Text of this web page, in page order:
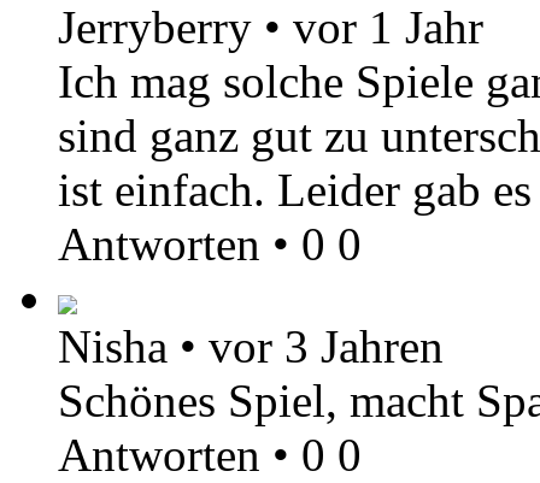
Jerryberry • vor 1 Jahr
Ich mag solche Spiele
sind ganz gut zu
ist einfach. Leider gab
Antworten • 0 0
Nisha • vor 3 Jahren
Schönes Spiel, macht
Antworten • 0 0